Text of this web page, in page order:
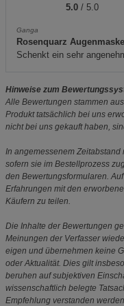
5.0 / 5.0
Ganga
Rosenquarz Augenmaske
Schenkt ein sehr
Hinweise zum
Alle Bewertungen stammen
Produkt tatsächlich bei uns
nicht bei uns gekauft haben,
In angemessenem
sofern sie im Bestellprozess
den Bewertungsformularen.
Erfahrungen mit den
Käufern zu teilen.
Die Inhalte der Bewertungen
Meinungen der Verfasser
eigen und übernehmen keine
oder Aktualität. Dies gilt
beruhen auf subjektiven
wissenschaftlich belegte
Empfehlung verstanden